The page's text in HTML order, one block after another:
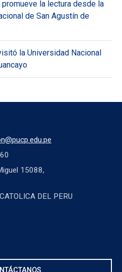
promueve la lectura desde la
de San Agustín de
la Universidad Nacional
15088,
DEL PERU